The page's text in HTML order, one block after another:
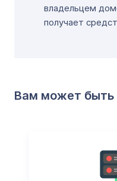
владельцем
получает
Вам может быть